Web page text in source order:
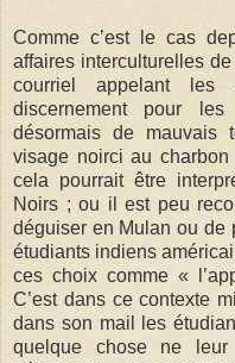
Comme c’est le cas
affaires interculturelles
courriel appelant
discernement pour
désormais de mauvais
visage noirci au
cela pourrait être
Noirs ; ou il est peu
déguiser en Mulan ou de
étudiants indiens
ces choix comme «
C’est dans ce contexte
dans son mail les
quelque chose ne